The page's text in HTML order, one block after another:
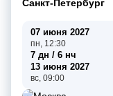
Санкт-Петербург
07 июня 2027
пн, 12:30
7 дн / 6 нч
13 июня 2027
вс, 09:00